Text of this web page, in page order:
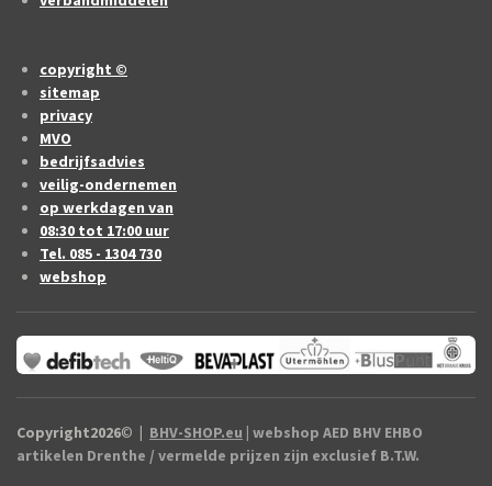
copyright ©
sitemap
privacy
MVO
bedrijfsadvies
veilig-ondernemen
op werkdagen van
08:30 tot 17:00 uur
Tel. 085 - 1304 730
webshop
Copyright2026© | BHV-SHOP.eu | webshop AED BHV EHBO
artikelen Drenthe / vermelde prijzen zijn exclusief B.T.W.